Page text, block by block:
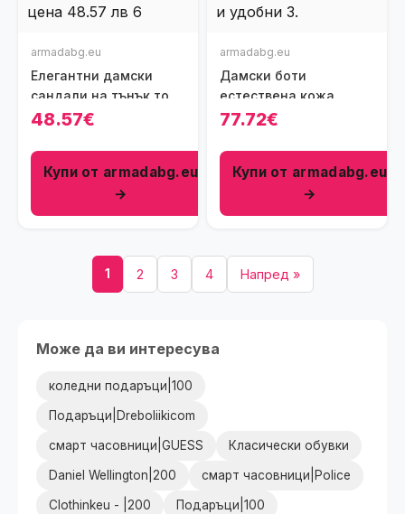
armadabg.eu
Елегантни дамски
сандали на тънък ток
в цвят розово злато
48.57€
Купи от armadabg.eu
→
armadabg.eu
Дамски боти
естествена кожа
бежови с цип и връзки
77.72€
Купи от armadabg.eu
→
1 2 3 4 Напред »
Може да ви интересува
коледни подаръци|100
Подаръци|Dreboliikicom
смарт часовници|GUESS Класически обувки
Daniel Wellington|200 смарт часовници|Police
Clothinkeu - |200 Подаръци|100